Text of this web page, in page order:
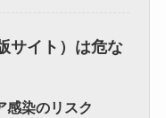
サイト）は危な
感染のリスク